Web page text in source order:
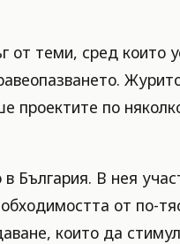
теми, сред които
по
В нея
от по-
които да